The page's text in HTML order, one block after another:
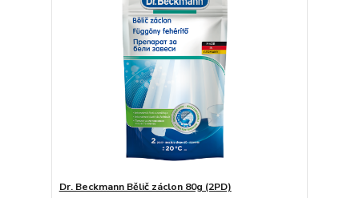
Dr. Beckmann Bělič záclon 80g (2PD)